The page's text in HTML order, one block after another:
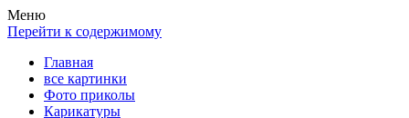
Весела хата — прикольные картинки, смешные истории,
клипы!
Покажем всем ваши фото приколы, карикатуры, шаржи, стихи,
рассказы, видео и песни!
Меню
Перейти к содержимому
Главная
все картинки
Фото приколы
Карикатуры